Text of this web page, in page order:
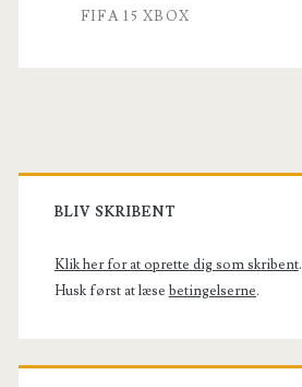
FIFA 15 XBOX
Primary
Sidebar
BLIV SKRIBENT
Klik her for at oprette dig som skribent.
Husk først at læse betingelserne.